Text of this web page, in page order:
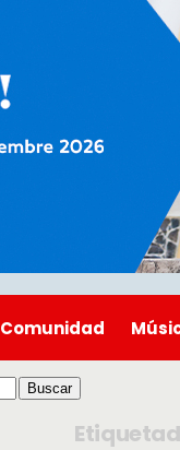
Comunidad